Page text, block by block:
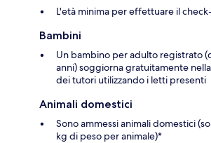
L'età minima per effettuare il
Bambini
Un bambino per adulto registrato
anni) soggiorna gratuitamente
dei tutori utilizzando i letti presenti
Animali domestici
Sono ammessi animali domestici
kg di peso per animale)*